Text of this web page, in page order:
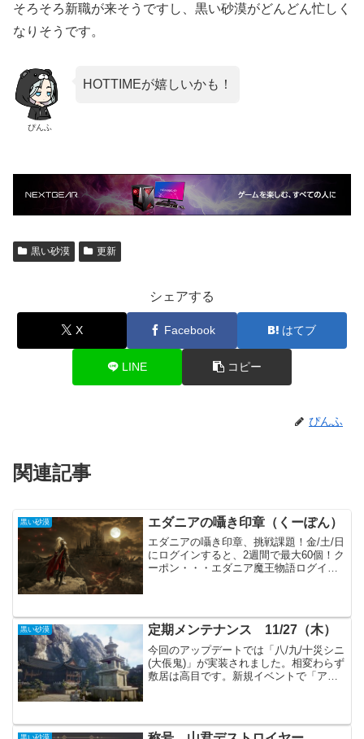
そろそろ新職が来そうですし、黒い砂漠がどんどん忙しく
なりそうです。
ぴんふ
HOTTIMEが嬉しいかも！
黒い砂漠 更新
シェアする
X Facebook はてブ
LINE コピー
ぴんふ
関連記事
黒い砂漠 エダニアの囁き印章（くーぽん）
エダニアの囁き印章、挑戦課題！金/土/日
にログインすると、2週間で最大60個！ク
ーポン・・・エダニア魔王物語ログイン
のアイテムを入手...
黒い砂漠 定期メンテナンス 11/27（木）
今回のアップデートでは「八/九/十災シニ
(大倀鬼)」が実装されました。相変わらず
敷居は高目です。新規イベントで「アグ
鬼の難...
黒い砂漠